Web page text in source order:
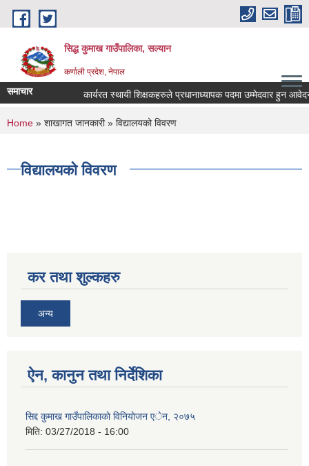
Skip to main content
सिद्ध कुमाख गाउँपालिका, सल्यान
कर्णाली प्रदेश, नेपाल
समाचार कार्यरत स्थायी शिक्षकहरुले प्रधानाध्यापक पदमा उम्मेदवार हुन आवेदन
You are here
Home » शाखागत जानकारी» विद्यालयको विवरण
विद्यालयको विवरण
कर तथा शुल्कहरु
अन्य
ऐन, कानुन तथा निर्देशिका
सिद्द कुमाख गाउँपालिकाकाे विनियाेजन एेन, २०७५
मिति: 03/27/2018 - 16:00